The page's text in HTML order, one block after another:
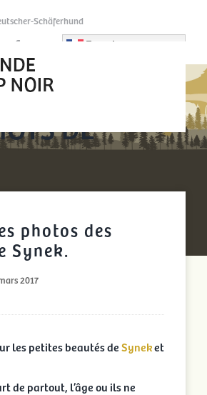
Schäferhund
French
PHOTOS
DE
photos des
Synek.
2017
les petites beautés deSyneket
de partout, l’âge ou ils ne